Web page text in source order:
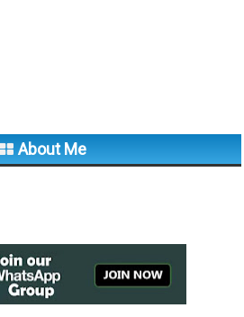
About Me